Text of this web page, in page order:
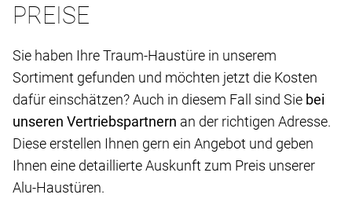
PREISE
Sie haben Ihre Traum-Haustüre in unserem
Sortiment gefunden und möchten jetzt die Kosten
dafür einschätzen? Auch in diesem Fall sind Sie bei
unseren Vertriebspartnern an der richtigen Adresse.
Diese erstellen Ihnen gern ein Angebot und geben
Ihnen eine detaillierte Auskunft zum Preis unserer
Alu-Haustüren.